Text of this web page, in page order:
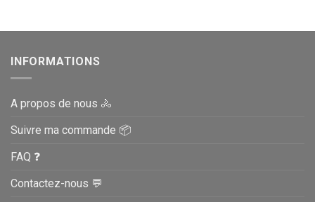
être
sur
la
du
choisies
INFORMATIONS
A propos de nous 🚴
Suivre ma commande 📦
FAQ ❓
Contactez-nous 💬